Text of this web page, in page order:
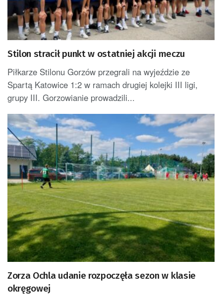
Stilon stracił punkt w ostatniej akcji meczu
Piłkarze Stilonu Gorzów przegrali na wyjeździe ze
Spartą Katowice 1:2 w ramach drugiej kolejki III ligi,
grupy III. Gorzowianie prowadzili...
Zorza Ochla udanie rozpoczęła sezon w klasie
okręgowej